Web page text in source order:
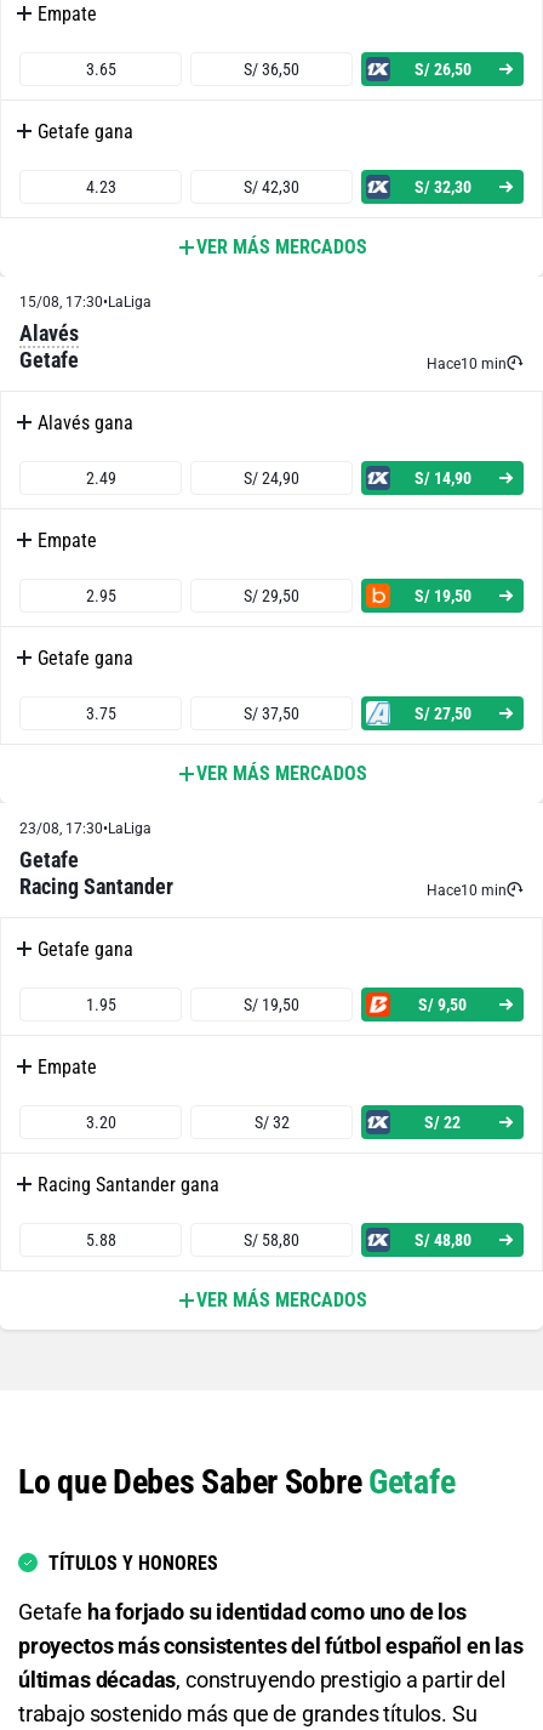
Empate
3.65 S/ 36,50 S/ 26,50
Getafe gana
4.23 S/ 42,30 S/ 32,30
Ambos Equipos Anotan - Sí
1.75
Ambos Equipos Anotan - No
2.04
Mónaco o Empate
1.23
Mónaco o Getafe
1.30
Getafe o Empate
S/ 19,50
VER MÁS MERCADOS
Hace10 min
15/08, 17:30•LaLiga
Alavés
Getafe
Alavés gana
2.49 S/ 24,90 S/ 14,90
Empate
2.95 S/ 29,50 S/ 19,50
Getafe gana
3.75 S/ 37,50 S/ 27,50
Ambos Equipos Anotan - Sí
2.50
Ambos Equipos Anotan - No
1.57
Alavés o Empate
1.32
Alavés o Getafe
1.47
Getafe o Empate
S/ 16,30
Total de Goles - Más de 1.5
Total de Goles - Menos de 1.5
2.18 S/ 21,80 S/ 11,80
Total de Goles - Más de 2.5
VER MÁS MERCADOS
Hace10 min
23/08, 17:30•LaLiga
Getafe
Racing Santander
Getafe gana
1.95 S/ 19,50 S/ 9,50
Empate
3.20 S/ 32 S/ 22
Racing Santander gana
5.88 S/ 58,80 S/ 48,80
Ambos Equipos Anotan - Sí
1.47 S/ 14,70 S/ 4,70
Getafe o Racing Santander
1.40 S/ 14 S/ 4
VER MÁS MERCADOS
Lo que Debes Saber SobreGetafe
TÍTULOS Y HONORES
Getafe ha forjado su identidad como uno de los
proyectos más consistentes del fútbol español en las
últimas décadas, construyendo prestigio a partir del
trabajo sostenido más que de grandes títulos. Su